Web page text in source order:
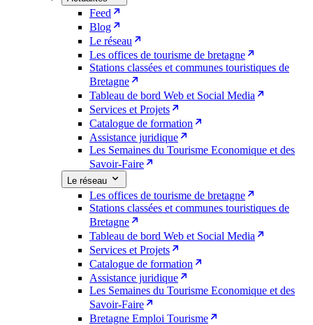
Feed
Blog
Le réseau
Les offices de tourisme de bretagne
Stations classées et communes touristiques de
Bretagne
Tableau de bord Web et Social Media
Services et Projets
Catalogue de formation
Assistance juridique
Les Semaines du Tourisme Economique et des
Savoir-Faire
Le réseau
Les offices de tourisme de bretagne
Stations classées et communes touristiques de
Bretagne
Tableau de bord Web et Social Media
Services et Projets
Catalogue de formation
Assistance juridique
Les Semaines du Tourisme Economique et des
Savoir-Faire
Bretagne Emploi Tourisme